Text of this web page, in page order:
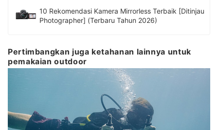
10 Rekomendasi Kamera Mirrorless Terbaik [Ditinjau
Photographer] (Terbaru Tahun 2026)
Pertimbangkan juga ketahanan lainnya untuk
pemakaian outdoor